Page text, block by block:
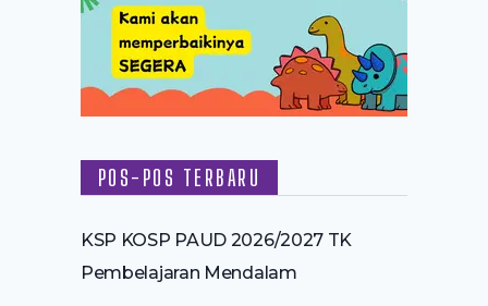
POS-POS TERBARU
KSP KOSP PAUD 2026/2027 TK
Pembelajaran Mendalam